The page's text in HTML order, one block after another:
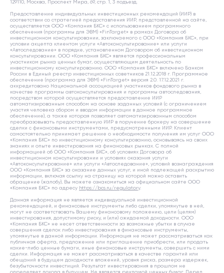
129110, Москва, Проспект Мира, 69, стр. 1, 3 подъезд.
Предоставление индивидуальных инвестиционных рекомендаций (ИИР) в
соответствии со стратегией предоставления ИИР, представленной на сайте,
осуществляется ООО «Компания БКС» с использованием программного
обеспечения (программы для ЭВМ) «FinTarget» в рамках Договора об
инвестиционном консультировании, заключаемого с ООО «Компания БКС», при
условии акцепта клиентом услуги «Автоконсультирование» или услуги
«Автоследование» в порядке, установленном Договором об инвестиционном
консультировании. ООО «Компания БКС» является профессиональным
участником рынка ценных бумаг, осуществляющим деятельность по
инвестиционному консультированию. ООО «Компания БКС» включено Банком
России в Единый реестр инвестиционных советников 21.12.2018 г. Программное
обеспечение (программа для ЭВМ) «FinTarget» версия 2.0. 17.12.2021 г.
аккредитовано Национальной ассоциацией участников фондового рынка в
качестве программы автоконсультирования и программы автоследования,
посредством которой осуществляется предоставление ИИР
автоматизированным способом на основе заданных условий (с ограничением
участия человека сбором и вводом информации в данное программное
обеспечение), а также которая позволяет автоматизированным способом
преобразовывать предоставленную ИИР в поручение брокеру на совершение
сделки с финансовыми инструментами, предусмотренными ИИР. Клиент
самостоятельно принимает решение о необходимости получения им услуг ООО
«Компания БКС» по инвестиционному консультированию, основываясь на своих
знаниях и опыте инвестирования на финансовых рынках. С полной
информацией об ООО «Компания БКС», об условиях Договора об
инвестиционном консультировании и условиях оказания услуги
«Автоконсультирование» или услуги «Автоследование», условий вознаграждения
ООО «Компания БКС» за оказание данных услуг, и иной подлежащей раскрытию
информации, включая ссылку на страницу на которой можно оставить
обращение (жалобу), Вы можете ознакомиться на официальном сайте ООО
«Компания БКС» по адресу https://bcs.ru/regulatory.
Данная информация не является индивидуальной инвестиционной
рекомендацией, и финансовые инструменты либо сделки, упомянутые в ней,
могут не соответствовать Вашему финансовому положению, цели (целям)
инвестирования, допустимому риску, и (или) ожидаемой доходности. ООО
«Компания БКС» не несет ответственности за возможные убытки в случае
совершения сделок либо инвестирования в финансовые инструменты,
упомянутые в данной информации. Информация не может рассматриваться как
публичная оферта, предложение или приглашение приобрести, или продать
какие-либо ценные бумаги, иные финансовые инструменты, совершить с ними
сделки. Информация не может рассматриваться в качестве гарантий или
обещаний в будущем доходности вложений, уровня риска, размера издержек,
безубыточности инвестиций. Результат инвестирования в прошлом не
определяет дохода в будущем. Не является рекламой ценных бумаг. Перед